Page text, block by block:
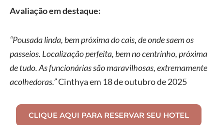
Avaliação em destaque:
“Pousada linda, bem próxima do cais, de onde saem os
passeios. Localização perfeita, bem no centrinho, próxima
de tudo. As funcionárias são maravilhosas, extremamente
acolhedoras.”Cinthya em 18 de outubro de 2025
CLIQUE AQUI PARA RESERVAR SEU HOTEL